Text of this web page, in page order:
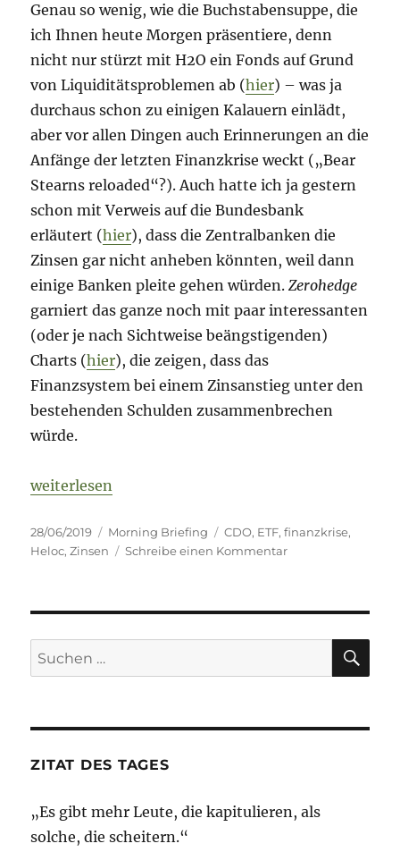
Genau so wenig, wie die Buchstabensuppe, die
ich Ihnen heute Morgen präsentiere, denn
nicht nur stürzt mit H2O ein Fonds auf Grund
von Liquiditätsproblemen ab (hier) – was ja
durchaus schon zu einigen Kalauern einlädt,
aber vor allen Dingen auch Erinnerungen an die
Anfänge der letzten Finanzkrise weckt („Bear
Stearns reloaded“?). Auch hatte ich ja gestern
schon mit Verweis auf die Bundesbank
erläutert (hier), dass die Zentralbanken die
Zinsen gar nicht anheben könnten, weil dann
einige Banken pleite gehen würden.Zerohedge
garniert das ganze noch mit paar interessanten
(oder je nach Sichtweise beängstigenden)
Charts (hier), die zeigen, dass das
Finanzsystem bei einem Zinsanstieg unter den
bestehenden Schulden zusammenbrechen
würde.
„Morning Briefing 28. Juni 2019 – Heloc // CDO //
weiterlesen
Veröffentlicht
am
28/06/2019 Kategorien
Morning Briefing Schlagwörter
CDO, ETF,finanzkrise,
Heloc,Zinsen Schreibe einen Kommentarzu
2019
Heloc
Suche
nach:
ZITAT DES TAGES
„Es gibt mehr Leute, die kapitulieren, als
solche, die scheitern.“